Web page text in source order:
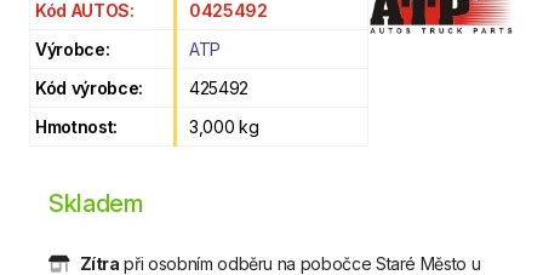
Kód AUTOS:
0425492
Výrobce:
ATP
Kód výrobce:
425492
Hmotnost:
3,000 kg
Skladem
Zítra při osobním odběru na pobočce Staré Město u